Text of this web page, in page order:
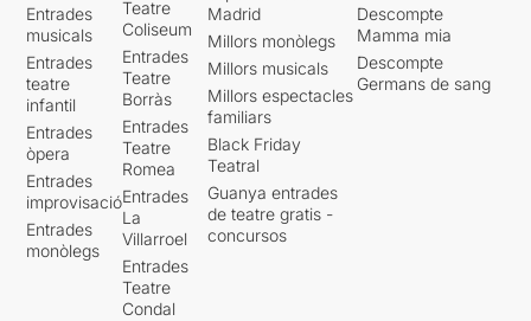
Entrades
musicals
Entrades
teatre
infantil
Entrades
òpera
Entrades
improvisació
Entrades
monòlegs
Teatre
Coliseum
Entrades
Teatre
Borràs
Entrades
Teatre
Romea
Entrades
La
Villarroel
Entrades
Teatre
Condal
Madrid
Millors monòlegs
Millors musicals
Millors espectacles
familiars
Black Friday
Teatral
Guanya entrades
de teatre gratis -
concursos
Descompte
Mamma mia
Descompte
Germans de sang